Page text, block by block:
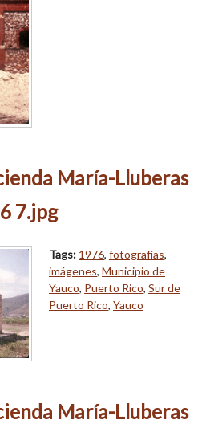
María-Lluberas
7.jpg
Tags: 1976, fotografías,
imágenes, Municipio de
Yauco, Puerto Rico, Sur de
Puerto Rico, Yauco
María-Lluberas